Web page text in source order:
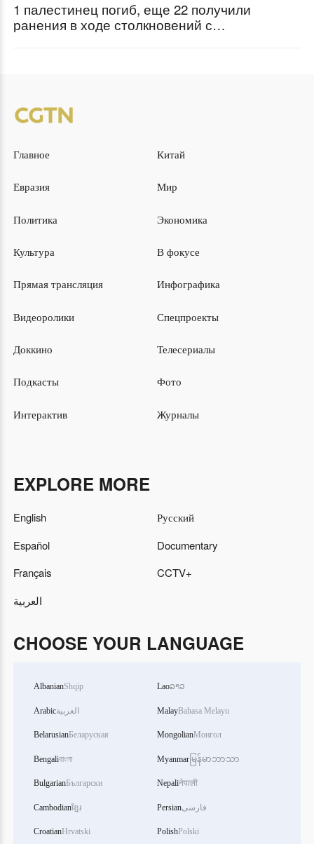
1 палестинец погиб, еще 22 получили
ранения в ходе столкновений с
Главное Китай
Евразия Мир
Политика Экономика
Культура В фокусе
Прямая трансляция Инфографика
Видеоролики Спецпроекты
Доккино Телесериалы
Подкасты Фото
Интерактив Журналы
EXPLORE MORE
English
Español
Français
العربية
Русский
Documentary
CCTV+
CHOOSE YOUR LANGUAGE
AlbanianShqip
Arabicالعربية
BelarusianБеларуская
Bengaliবাংলা
BulgarianБългарски
Cambodianខ្មែរ
CroatianHrvatski
Laoລາວ
MalayBahasa Melayu
MongolianМонгол
Myanmar မြန်မာဘာသာ
Nepaliनेपाली
Persianفارسی
PolishPolski